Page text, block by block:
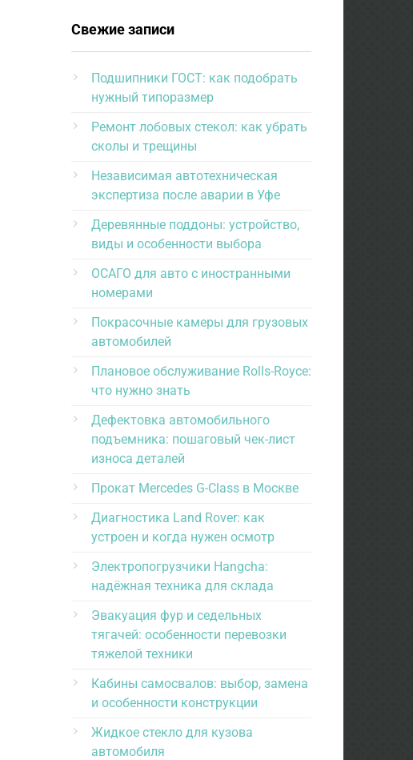
Свежие записи
Подшипники ГОСТ: как подобрать
нужный типоразмер
Ремонт лобовых стекол: как убрать
сколы и трещины
Независимая автотехническая
экспертиза после аварии в Уфе
Деревянные поддоны: устройство,
виды и особенности выбора
ОСАГО для авто с иностранными
номерами
Покрасочные камеры для грузовых
автомобилей
Плановое обслуживание Rolls-Royce:
что нужно знать
Дефектовка автомобильного
подъемника: пошаговый чек-лист
износа деталей
Прокат Mercedes G-Class в Москве
Диагностика Land Rover: как
устроен и когда нужен осмотр
Электропогрузчики Hangcha:
надёжная техника для склада
Эвакуация фур и седельных
тягачей: особенности перевозки
тяжелой техники
Кабины самосвалов: выбор, замена
и особенности конструкции
Жидкое стекло для кузова
автомобиля